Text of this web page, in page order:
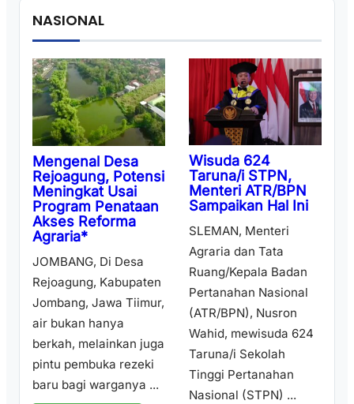
NASIONAL
Mengenal Desa
Rejoagung, Potensi
Meningkat Usai
Program Penataan
Akses Reforma
Agraria*
JOMBANG, Di Desa
Rejoagung, Kabupaten
Jombang, Jawa Tiimur,
air bukan hanya
berkah, melainkan juga
pintu pembuka rezeki
baru bagi warganya ...
Wisuda 624
Taruna/i STPN,
Menteri ATR/BPN
Sampaikan Hal Ini
SLEMAN, Menteri
Agraria dan Tata
Ruang/Kepala Badan
Pertanahan Nasional
(ATR/BPN), Nusron
Wahid, mewisuda 624
Taruna/i Sekolah
Tinggi Pertanahan
Nasional (STPN) ...